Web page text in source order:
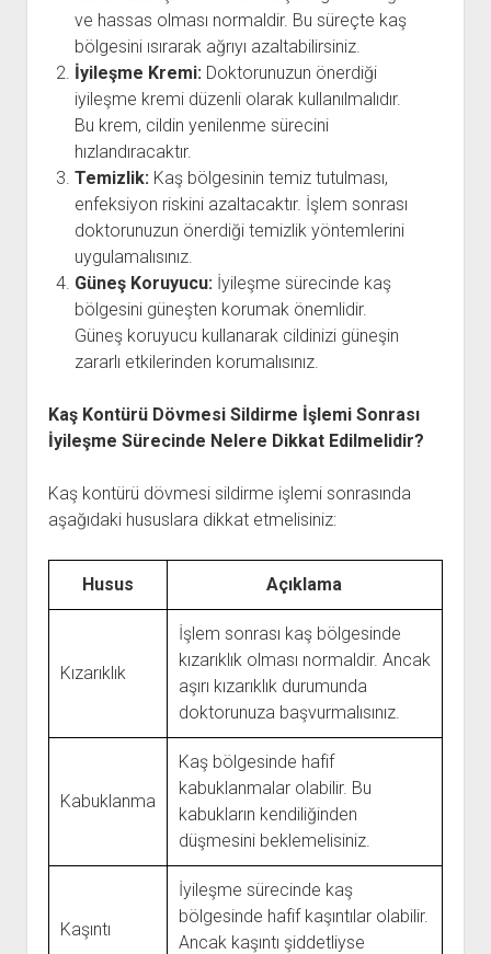
ve hassas olması normaldir. Bu süreçte kaş
bölgesini ısırarak ağrıyı azaltabilirsiniz.
İyileşme Kremi: Doktorunuzun önerdiği
iyileşme kremi düzenli olarak kullanılmalıdır.
Bu krem, cildin yenilenme sürecini
hızlandıracaktır.
Temizlik: Kaş bölgesinin temiz tutulması,
enfeksiyon riskini azaltacaktır. İşlem sonrası
doktorunuzun önerdiği temizlik yöntemlerini
uygulamalısınız.
Güneş Koruyucu: İyileşme sürecinde kaş
bölgesini güneşten korumak önemlidir.
Güneş koruyucu kullanarak cildinizi güneşin
zararlı etkilerinden korumalısınız.
Kaş Kontürü Dövmesi Sildirme İşlemi Sonrası
İyileşme Sürecinde Nelere Dikkat Edilmelidir?
Kaş kontürü dövmesi sildirme işlemi sonrasında
aşağıdaki hususlara dikkat etmelisiniz:
Husus Açıklama
Kızarıklık
İşlem sonrası kaş bölgesinde
kızarıklık olması normaldir. Ancak
aşırı kızarıklık durumunda
doktorunuza başvurmalısınız.
Kabuklanma
Kaş bölgesinde hafif
kabuklanmalar olabilir. Bu
kabukların kendiliğinden
düşmesini beklemelisiniz.
Kaşıntı
İyileşme sürecinde kaş
bölgesinde hafif kaşıntılar olabilir.
Ancak kaşıntı şiddetliyse